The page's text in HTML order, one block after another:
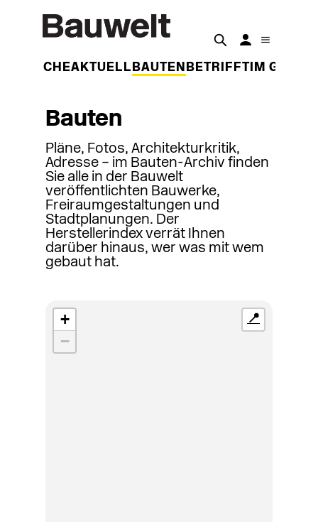
WOCHEAKTUELL BAUTEN BETRIFFT IM
Bauten
Pläne, Fotos, Architekturkritik,
Adresse – im Bauten-Archiv finden
Sie alle in der Bauwelt
veröffentlichten Bauwerke,
Freiraumgestaltungen und
Stadtplanungen. Der
Herstellerindex verrät Ihnen
darüber hinaus, wer was mit wem
gebaut hat.
+
−
📍